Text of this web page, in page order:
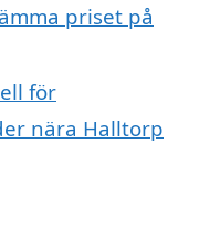
priset på
för
nära Halltorp